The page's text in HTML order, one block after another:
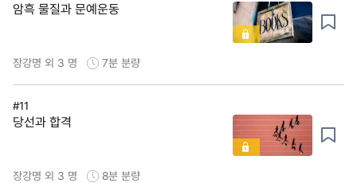
암흑 물질과 문예운동
장강명 외 3 명 7분 분량
#11
당선과 합격
장강명 외 3 명 8분 분량